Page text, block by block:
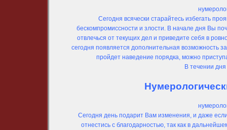
Сегодня всячески старайтесь избегать
бескомпромиссности и злости. В начале дня Вы
отвлечься от текущих дел и приведите себя в
сегодня появляется дополнительная возможность
пройдет наведение порядка, можно
В течении
Сегодня день подарит Вам изменения, и даже
отнестись с благодарностью, так как в